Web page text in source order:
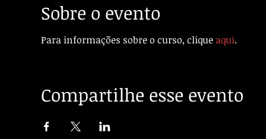
Sobre o evento
Para informações sobre o curso, clique aqui.
Compartilhe esse evento